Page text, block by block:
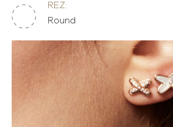
REZ:
Round